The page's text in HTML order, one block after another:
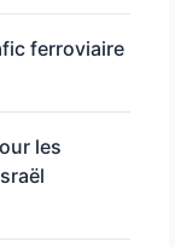
ferroviaire
les